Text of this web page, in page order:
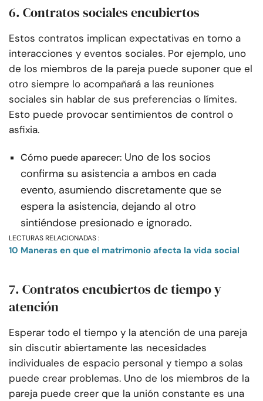
6. Contratos sociales encubiertos
Estos contratos implican expectativas en torno a
interacciones y eventos sociales. Por ejemplo, uno
de los miembros de la pareja puede suponer que el
otro siempre lo acompañará a las reuniones
sociales sin hablar de sus preferencias o límites.
Esto puede provocar sentimientos de control o
asfixia.
Cómo puede aparecer: Uno de los socios
confirma su asistencia a ambos en cada
evento, asumiendo discretamente que se
espera la asistencia, dejando al otro
sintiéndose presionado e ignorado.
LECTURAS RELACIONADAS :
10 Maneras en que el matrimonio afecta la vida social
7. Contratos encubiertos de tiempo y
atención
Esperar todo el tiempo y la atención de una pareja
sin discutir abiertamente las necesidades
individuales de espacio personal y tiempo a solas
puede crear problemas. Uno de los miembros de la
pareja puede creer que la unión constante es una